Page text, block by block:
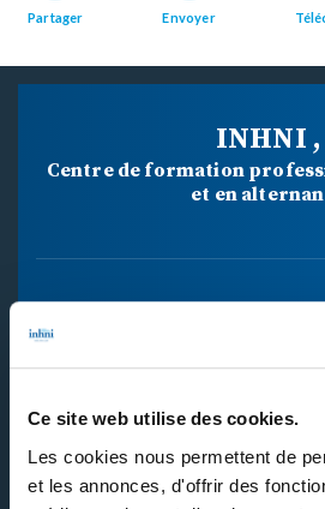
Ce site web utilise des cookies.
Les cookies nous permettent de
et les annonces, d'offrir des
Partager Envoyer
INHNI ,
Centre de formation
et en
01 46 77 40 40